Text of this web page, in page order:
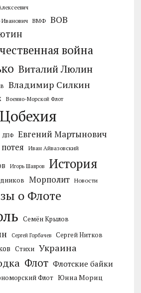
ВМФ ВОВ
война
Виталий Люлин
Владимир Силкин
Военно-Морской Флот
ДПФ Евгений Мартынович
Иван Айвазовский
Игорь Шавров История
Морполит Новости
о Флоте
Семён Крылов
Сергей Горбачев Сергей Нитков
Стихи Украина
Флот Флотские байки
Флот Юнна Мориц